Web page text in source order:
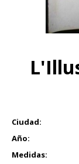
Ciudad:
Año:
Medidas: